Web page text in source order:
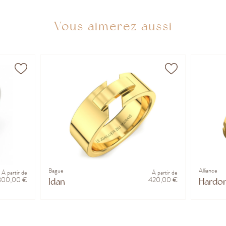
Vous aimerez aussi
À partir de
€
Bague
Idan
À partir de
420,00 €
Alliance